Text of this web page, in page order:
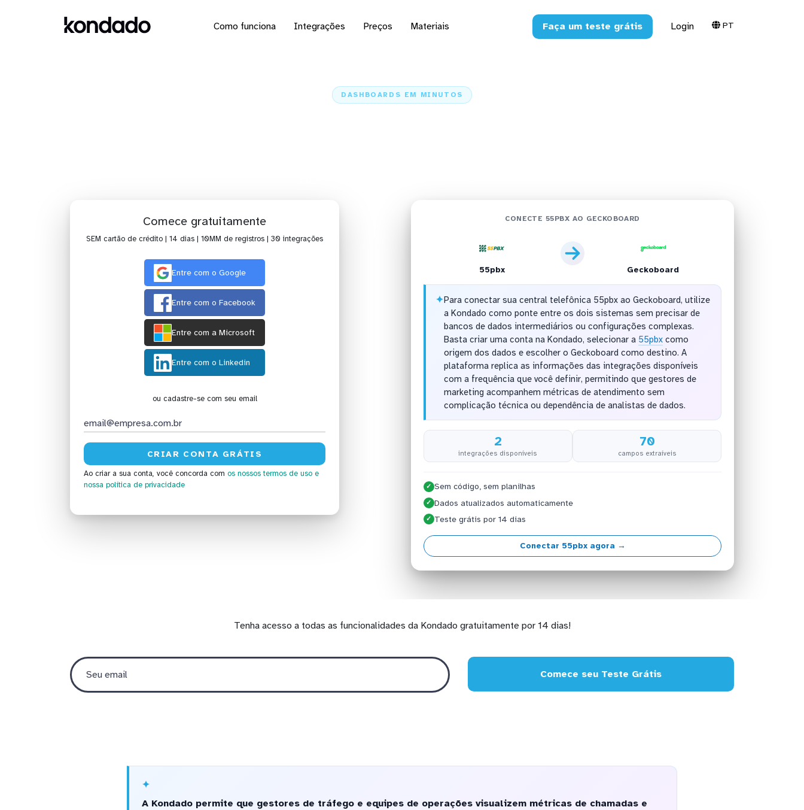
Como funciona Integrações Preços Materiais Faça um teste grátis Login PT
DASHBOARDS EM MINUTOS
Comece gratuitamente
SEM cartão de crédito | 14 dias | 10MM de registros | 30 integrações
Entre com o Google
Entre com o Facebook
Entre com a Microsoft
Entre com o Linkedin
ou cadastre-se com seu email
Ao criar a sua conta, você concorda com os nossos termos de uso e
nossa política de privacidade
CONECTE 55PBX AO GECKOBOARD
55pbx Geckoboard
✦Para conectar sua central telefônica 55pbx ao Geckoboard, utilize
a Kondado como ponte entre os dois sistemas sem precisar de
bancos de dados intermediários ou configurações complexas.
Basta criar uma conta na Kondado, selecionar a 55pbxcomo
origem dos dados e escolher o Geckoboard como destino. A
plataforma replica as informações das integrações disponíveis
com a frequência que você definir, permitindo que gestores de
marketing acompanhem métricas de atendimento sem
complicação técnica ou dependência de analistas de dados.
2
integrações disponíveis
70
campos extraíveis
✓ Sem código, sem planilhas
✓ Dados atualizados automaticamente
✓ Teste grátis por 14 dias
Conectar 55pbx agora →
Tenha acesso a todas as funcionalidades da Kondado gratuitamente por 14 dias!
Comece seu Teste Grátis
A Kondado permite que gestores de tráfego e equipes de operações visualizem métricas de chamadas e